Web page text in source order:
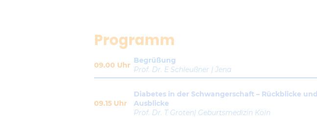
Programm
09.00 Uhr
Begrüßung
Prof. Dr. E Schleußner | Jena
Diabetes in der Schwangerschaft – Rückblicke und
Ausblicke
Prof. Dr. T Groten| Geburtsmedizin Köln
09.15 Uhr